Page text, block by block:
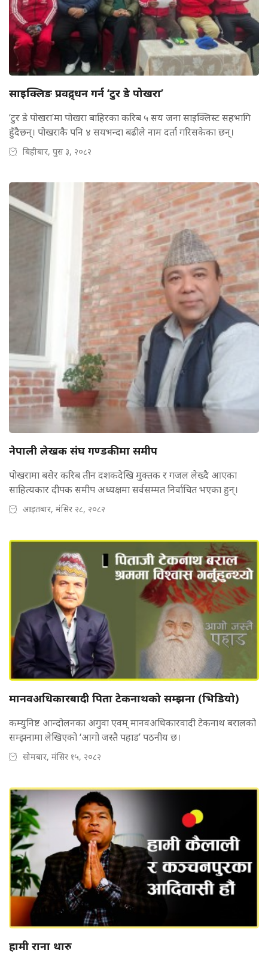
साइक्लिङ प्रवद्र्धन गर्न ‘टुर डे पोखरा’
‘टुर डे पोखरा’मा पोखरा बाहिरका करिब ५ सय जना साइक्लिस्ट सहभागि
हुँदैछन्। पोखराकै पनि ४ सयभन्दा बढीले नाम दर्ता गरिसकेका छन्।
बिहीबार, पुस ३, २०८२
नेपाली लेखक संघ गण्डकीमा समीप
पोखरामा बसेर करिब तीन दशकदेखि मुक्तक र गजल लेख्दै आएका
साहित्यकार दीपक समीप अध्यक्षमा सर्वसम्मत निर्वाचित भएका हुन्।
आइतबार, मंसिर २८, २०८२
मानवअधिकारबादी पिता टेकनाथको सम्झना (भिडियो)
कम्युनिष्ट आन्दोलनका अगुवा एवम् मानवअधिकारवादी टेकनाथ बरालको
सम्झनामा लेखिएको ‘आगो जस्तै पहाड’ पठनीय छ।
सोमबार, मंसिर १५, २०८२
हामी राना थारु